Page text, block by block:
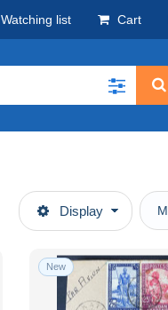
Watching list Cart
Display
New